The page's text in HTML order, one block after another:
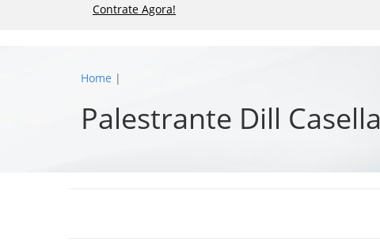
Contrate Agora!
Home |
Palestrante Dill Casella